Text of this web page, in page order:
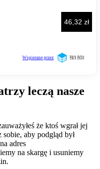
leczą nasze
że ktoś wgrał jej
aby podgląd był
adres
na skargę i usuniemy